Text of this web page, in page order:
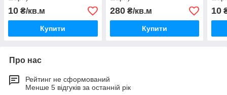
10 ₴/кв.м
Купити
280₴/кв.м
Купити
10
Про нас
Рейтинг не сформований
Менше 5 відгуків за останній рік